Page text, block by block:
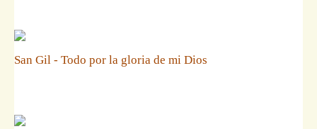
San Gil - Todo por la gloria de mi Dios